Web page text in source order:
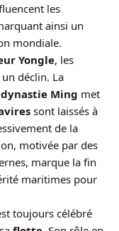
les
ainsi un
mondiale.
Yongle, les
déclin. La
dynastie Ming met
sont laissés à
de la
motivée par des
marque la fin
maritimes pour
toujours célébré